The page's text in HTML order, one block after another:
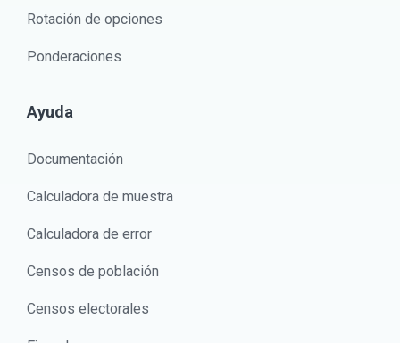
Rotación de opciones
Ponderaciones
Ayuda
Documentación
Calculadora de muestra
Calculadora de error
Censos de población
Censos electorales